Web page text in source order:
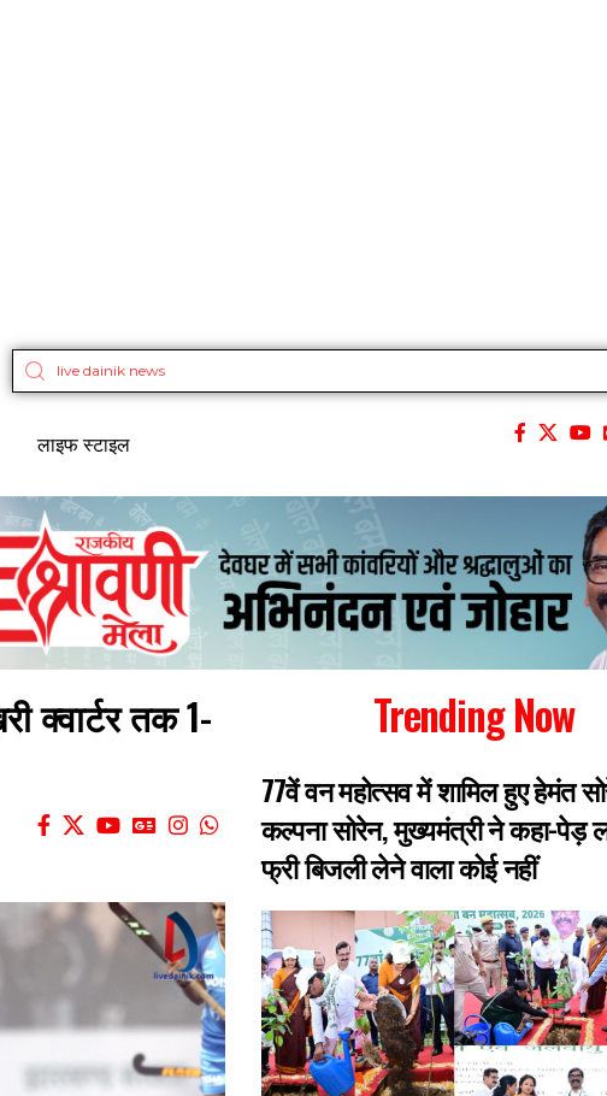
लाइफ स्टाइल
क्वार्टर तक 1-
Trending Now
77वें वन महोत्सव में शामिल हुए हेमंत
कल्पना सोरेन, मुख्यमंत्री ने कहा-पेड़
फ्री बिजली लेने वाला कोई नहीं